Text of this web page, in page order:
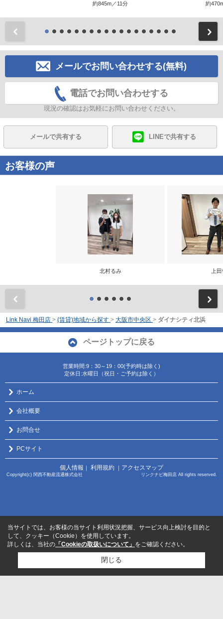
約845m／11分 約
メールでお問い合わせする(無料)
電話でお問い合わせする
現況の確認はお気軽にお問い合わせください。
メールで共有する LINEで共有する
お客様の声
北村るみ 上
Link Navi 梅田店 > (賃貸)地域から探す > 大阪市中央区 > ダイナシティ北浜
ページトップに戻る
営業時間:9：30～19：00(予約時は除く)
定休日:水曜日（祝日・ご予約は除く）
ホーム
会社概要
お問合せ
PCサイト
個人情報 利用規約 アクセスマップ
Copyright(c) 関西不動産流通株式会社 リンクナビ梅田店 All rights reserved.
当サイトでは、お客様の当サイト利用状況把握、サービス向上検討を目的と
して、クッキー（Cookie）を使用しています。
詳しくは、当社の 「Cookieの取扱いについて」 をご確認ください。
閉じる